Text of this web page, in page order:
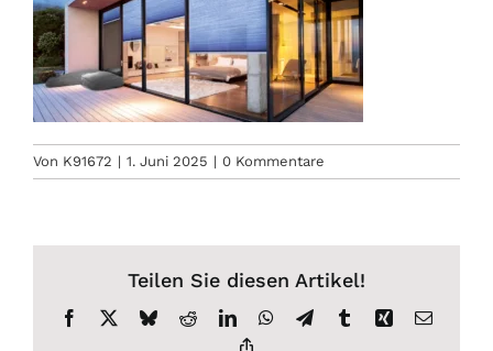
Von K91672 | 1. Juni 2025 | 0 Kommentare
Teilen Sie diesen Artikel!
Facebook BlueskyRedditLinkedInWhatsApp
TelegramTumblrXing E-